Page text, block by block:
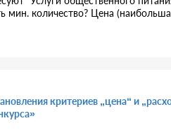
мин. количество? Цена
критериев „цена“ и